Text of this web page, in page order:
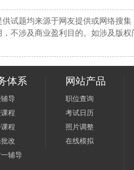
试题均来源于网友提供或网络搜
不涉及商业盈利目的。如涉及版
体系
导
程
程
改
辅导
网站产品
职位查询
考试日历
照片调整
在线模拟